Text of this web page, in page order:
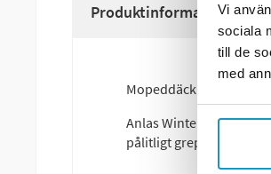
Vi
sociala
till de
med
Produktinformation
Mopeddäck Vinter 100/
Anlas Winter Grip 2 är
pålitligt grepp för